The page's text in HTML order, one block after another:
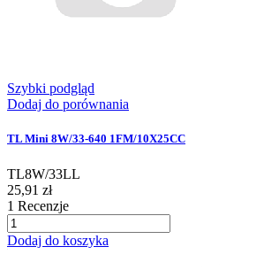
Szybki podgląd
Dodaj do porównania
TL Mini 8W/33-640 1FM/10X25CC
TL8W/33LL
25,91 zł
1 Recenzje
Dodaj do koszyka